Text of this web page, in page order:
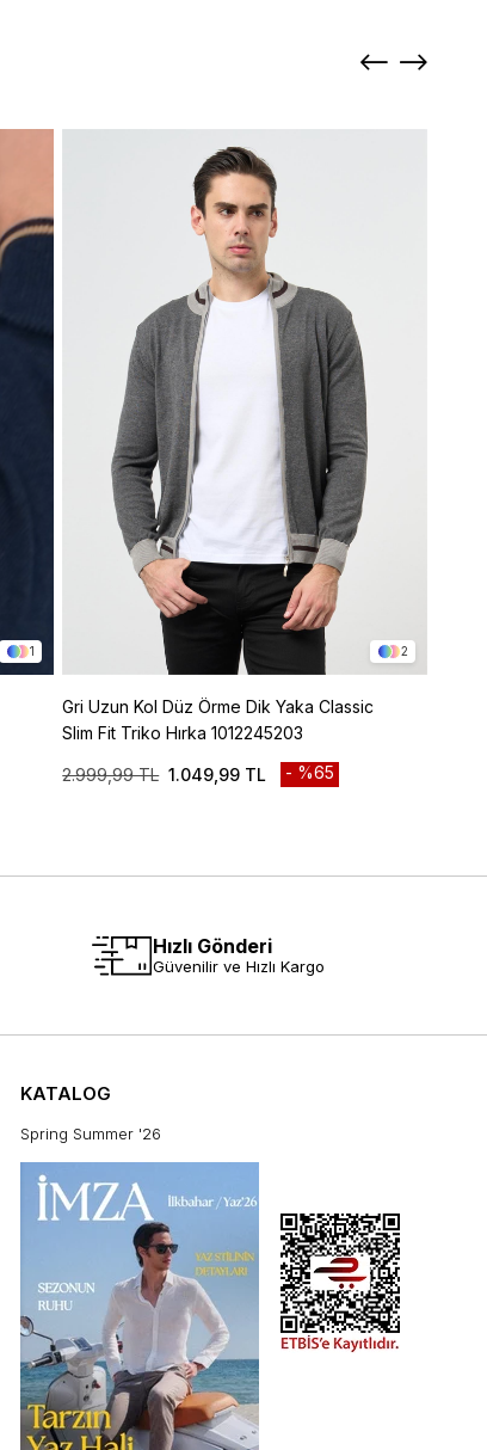
1 2
Gri Uzun Kol Düz Örme Dik Yaka Classic
Slim Fit Triko Hırka 1012245203
1.049,99 TL
2.999,99 TL %65
Hızlı Gönderi
Güvenilir ve Hızlı Kargo
KATALOG
Spring Summer '26